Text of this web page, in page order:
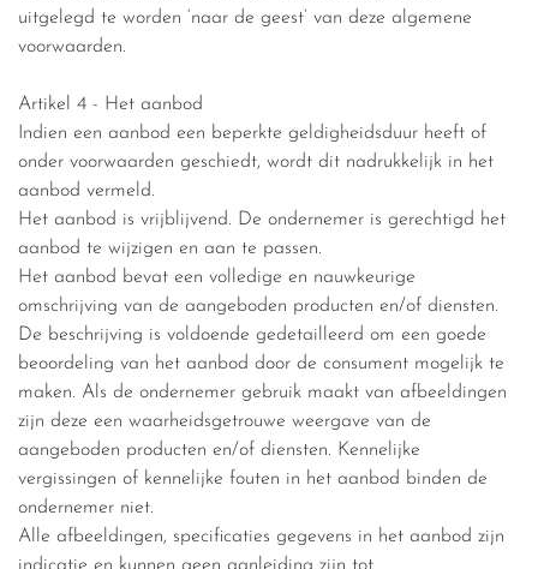
uitgelegd te worden ‘naar de geest’ van deze algemene
voorwaarden.
Artikel 4 - Het aanbod
Indien een aanbod een beperkte geldigheidsduur heeft of
onder voorwaarden geschiedt, wordt dit nadrukkelijk in het
aanbod vermeld.
Het aanbod is vrijblijvend. De ondernemer is gerechtigd het
aanbod te wijzigen en aan te passen.
Het aanbod bevat een volledige en nauwkeurige
omschrijving van de aangeboden producten en/of diensten.
De beschrijving is voldoende gedetailleerd om een goede
beoordeling van het aanbod door de consument mogelijk te
maken. Als de ondernemer gebruik maakt van afbeeldingen
zijn deze een waarheidsgetrouwe weergave van de
aangeboden producten en/of diensten. Kennelijke
vergissingen of kennelijke fouten in het aanbod binden de
ondernemer niet.
Alle afbeeldingen, specificaties gegevens in het aanbod zijn